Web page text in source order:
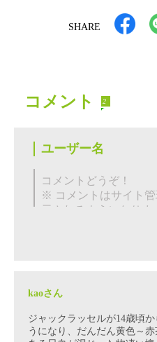
SHARE
コメント 2
kaoさん
ジャックラッセルが14歳頃
うになり、だんだん黄色～